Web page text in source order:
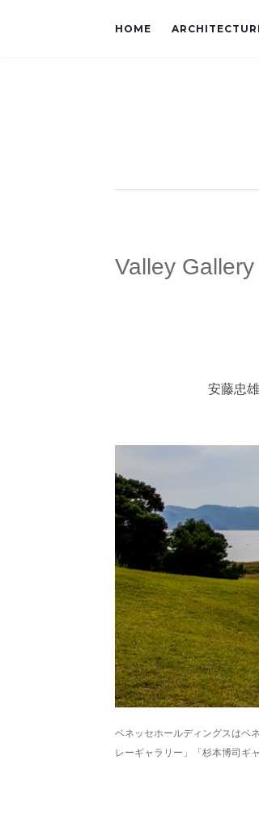
HOME
Valley Gallery
安藤忠
ベネッセホールディングスはベ
レーギャラリー」「杉本博司ギ